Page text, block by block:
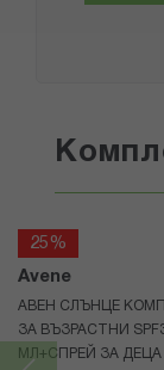
25%
Avene
АВЕН СЛЪНЦЕ
ЗА ВЪЗРАСТНИ
МЛ+СПРЕЙ ЗА ДЕЦА